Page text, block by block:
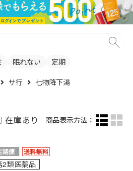
眠れない 定期
サ行 七物降下湯
在庫あり 商品表示方法：
2類医薬品